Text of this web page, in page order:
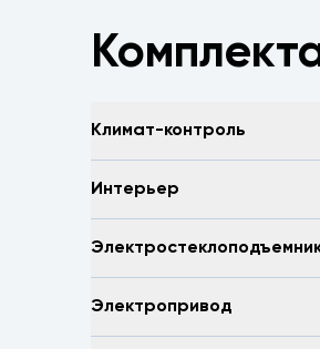
Климат-контроль
Интерьер
Электропривод